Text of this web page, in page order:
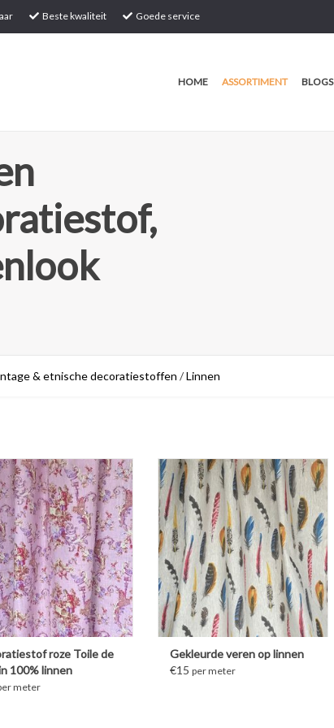
Beste kwaliteit Goede service
HOME ASSORTIMENT BLOGS
& etnische decoratiestoffen /Linnen
MEER INFORMATIE
roze Toile de
100% linnen
meter
Gekleurde veren op linnen
€15 per meter